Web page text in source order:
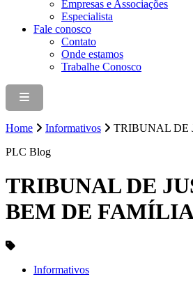
Empresas e Associações
Especialista
Fale conosco
Contato
Onde estamos
Trabalhe Conosco
Home Informativos
TRIBUNAL DE
PLC Blog
TRIBUNAL DE
BEM DE
Informativos